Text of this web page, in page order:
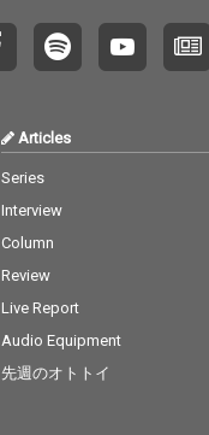
Articles
Series
Interview
Column
Review
Live Report
Audio Equipment
先週のオトトイ